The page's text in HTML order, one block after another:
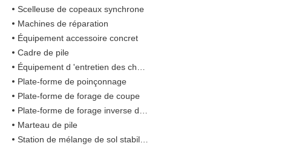
Scelleuse de copeaux synchrone
Machines de réparation
Équipement accessoire concret
Cadre de pile
Équipement d 'entretien des chaussées
Plate-forme de poinçonnage
Plate-forme de forage de coupe
Plate-forme de forage inverse de circulation
Marteau de pile
Station de mélange de sol stabilisée